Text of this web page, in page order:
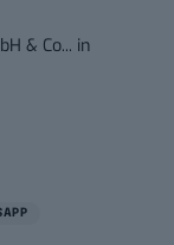
& Co... in